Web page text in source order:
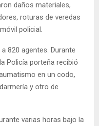
daños materiales,
roturas de veredas
policial.
820 agentes. Durante
Policía porteña recibió
en un codo,
y otro de
varias horas bajo la